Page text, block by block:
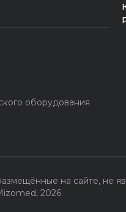
оборудования
на сайте, не
2026